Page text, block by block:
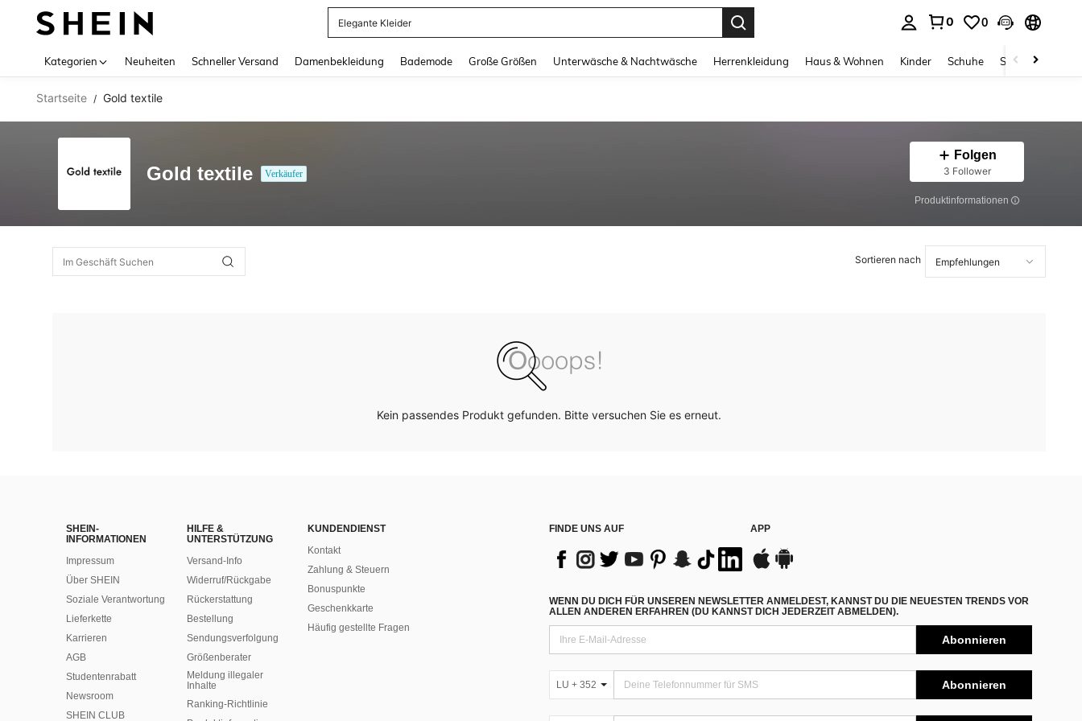
Elegante Kleider
0 0
Kategorien Neuheiten Schneller Versand Damenbekleidung Bademode Große Größen Unterwäsche & Nachtwäsche Herrenkleidung Haus & Wohnen Kinder Schuhe Schmuck &
Startseite / Gold textile
Gold textile Verkäufer
Folgen
3 Follower
Produktinformationen
Sortieren nach
Kein passendes Produkt gefunden. Bitte versuchen Sie es erneut.
SHEIN-
INFORMATIONEN
Impressum
Über SHEIN
Soziale Verantwortung
Lieferkette
Karrieren
AGB
Studentenrabatt
Newsroom
SHEIN CLUB
HILFE &
UNTERSTÜTZUNG
Versand-Info
Widerruf/Rückgabe
Rückerstattung
Bestellung
Sendungsverfolgung
Größenberater
Meldung illegaler
Inhalte
Ranking-Richtlinie
KUNDENDIENST
Kontakt
Zahlung & Steuern
Bonuspunkte
Geschenkkarte
Häufig gestellte Fragen
FINDE UNS AUF APP
WENN DU DICH FÜR UNSEREN NEWSLETTER ANMELDEST, KANNST DU DIE NEUESTEN TRENDS VOR
ALLEN ANDEREN ERFAHREN (DU KANNST DICH JEDERZEIT ABMELDEN).
Abonnieren
LU + 352 Abonnieren